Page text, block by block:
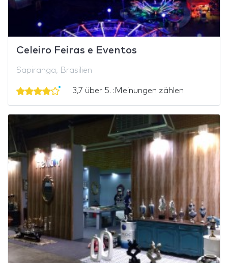
Celeiro Feiras e Eventos
Sapiranga, Brasilien
3,7 über 5. :Meinungen zählen